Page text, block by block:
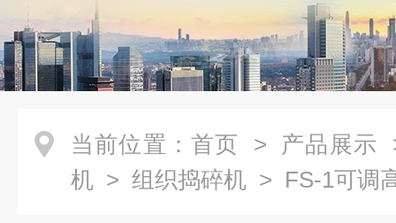
当前位置： 首页 > 产品展示
机 > 组织捣碎机 > FS-1可调